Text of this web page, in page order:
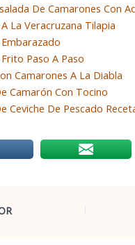
De Camarones Con
La Veracruzana Tilapia
Paso A Paso
Camarones A La Diabla
Camarón Con Tocino
Ceviche De Pescado